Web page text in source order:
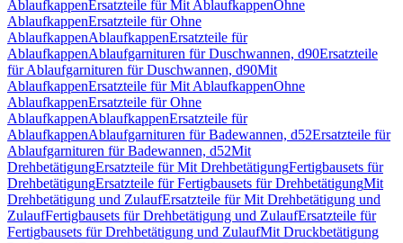
AblaufkappenErsatzteile für Mit AblaufkappenOhne
AblaufkappenErsatzteile für Ohne
AblaufkappenAblaufkappenErsatzteile für
AblaufkappenAblaufgarnituren für Duschwannen, d90Ersatzteile
für Ablaufgarnituren für Duschwannen, d90Mit
AblaufkappenErsatzteile für Mit AblaufkappenOhne
AblaufkappenErsatzteile für Ohne
AblaufkappenAblaufkappenErsatzteile für
AblaufkappenAblaufgarnituren für Badewannen, d52Ersatzteile für
Ablaufgarnituren für Badewannen, d52Mit
DrehbetätigungErsatzteile für Mit DrehbetätigungFertigbausets für
DrehbetätigungErsatzteile für Fertigbausets für DrehbetätigungMit
Drehbetätigung und ZulaufErsatzteile für Mit Drehbetätigung und
ZulaufFertigbausets für Drehbetätigung und ZulaufErsatzteile für
Fertigbausets für Drehbetätigung und ZulaufMit Druckbetätigung